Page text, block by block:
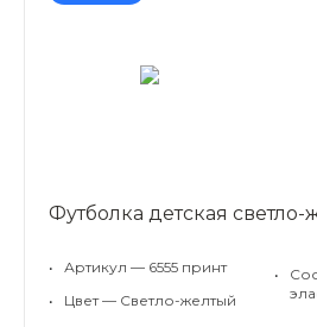
Футболка детская
•
Артикул — 6555 принт
•
Цвет — Светло-желтый
•